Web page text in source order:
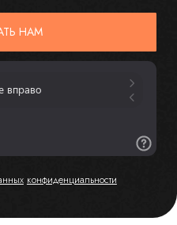
НАМ
конфиденциальности